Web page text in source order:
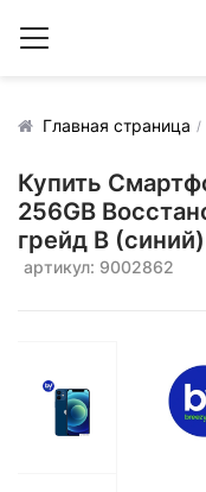
Главная страница
Купить
256GB
грейд B (синий)
артикул: 9002862